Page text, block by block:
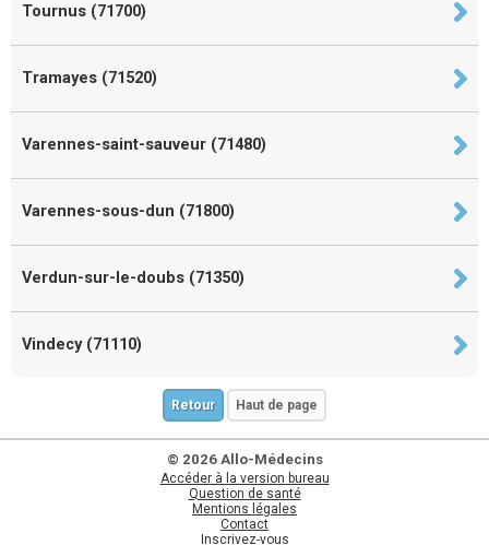
Tournus (71700)
Tramayes (71520)
Varennes-saint-sauveur (71480)
Varennes-sous-dun (71800)
Verdun-sur-le-doubs (71350)
Vindecy (71110)
Retour Haut de page
© 2026 Allo-Médecins
Accéder à la version bureau
Question de santé
Mentions légales
Contact
Inscrivez-vous